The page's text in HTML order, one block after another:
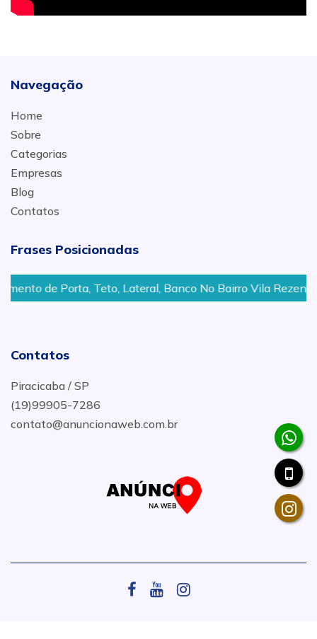
Navegação
Home
Sobre
Categorias
Empresas
Blog
Contatos
Frases Posicionadas
Lateral, Banco No Bairro Vila Rezende, Santa
Contatos
Piracicaba / SP
(19)99905-7286
contato@anuncionaweb.com.br